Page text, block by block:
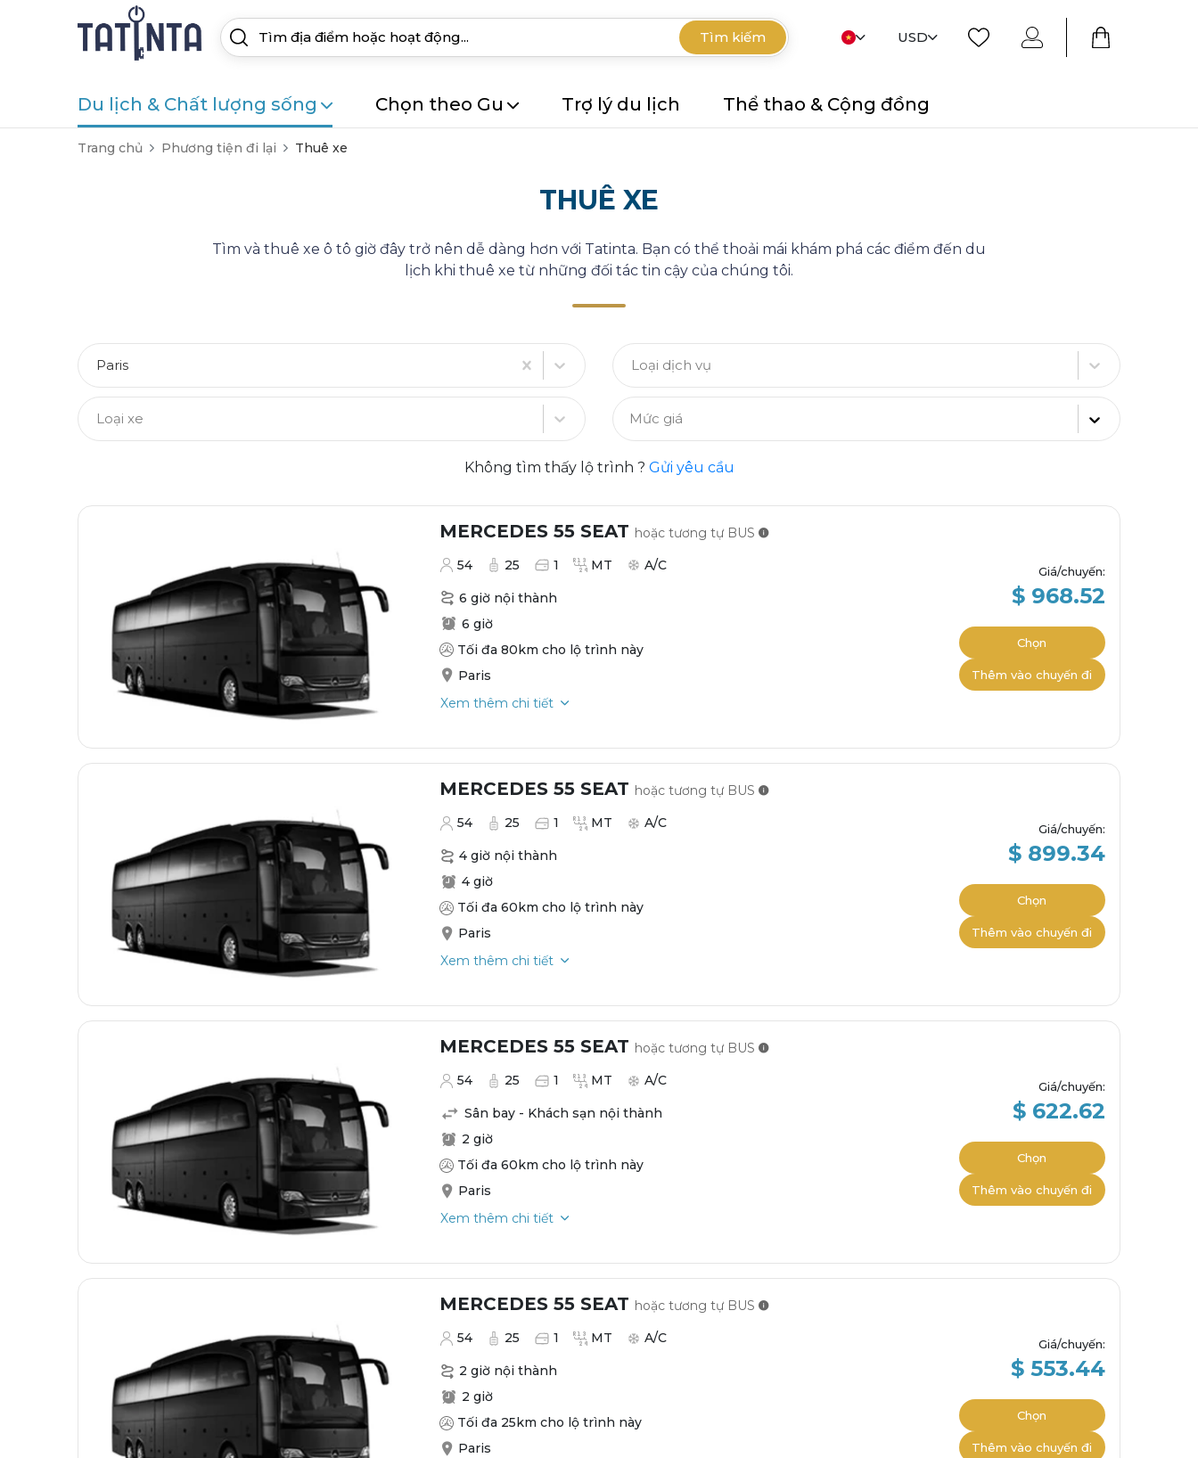
Tìm kiếm USD
Du lịch & Chất lượng sống Chọn theo Gu Trợ lý du lịch Thể thao & Cộng đồng
Trang chủ Phương tiện đi lại Thuê xe
THUÊ XE
Tìm và thuê xe ô tô giờ đây trở nên dễ dàng hơn với Tatinta. Bạn có thể thoải mái khám phá các điểm đến du
lịch khi thuê xe từ những đối tác tin cậy của chúng tôi.
Paris Loại dịch vụ
Loại xe Mức giá
Không tìm thấy lộ trình ? Gửi yêu cầu
MERCEDES 55 SEAT hoặc tương tự BUS
54
25 1 MT A/C
6 giờ nội thành
6 giờ
Tối đa 80km cho lộ trình này
Paris
Xem thêm chi tiết
Giá/chuyến:
$ 968.52
Chọn
Thêm vào chuyến đi
MERCEDES 55 SEAT hoặc tương tự BUS
54
25 1 MT A/C
4 giờ nội thành
4 giờ
Tối đa 60km cho lộ trình này
Paris
Xem thêm chi tiết
Giá/chuyến:
$ 899.34
Chọn
Thêm vào chuyến đi
MERCEDES 55 SEAT hoặc tương tự BUS
54
25 1 MT A/C
Sân bay - Khách sạn nội thành
2 giờ
Tối đa 60km cho lộ trình này
Paris
Xem thêm chi tiết
Giá/chuyến:
$ 622.62
Chọn
Thêm vào chuyến đi
MERCEDES 55 SEAT hoặc tương tự BUS
54
25 1 MT A/C
2 giờ nội thành
2 giờ
Tối đa 25km cho lộ trình này
Paris
Giá/chuyến:
$ 553.44
Chọn
Thêm vào chuyến đi